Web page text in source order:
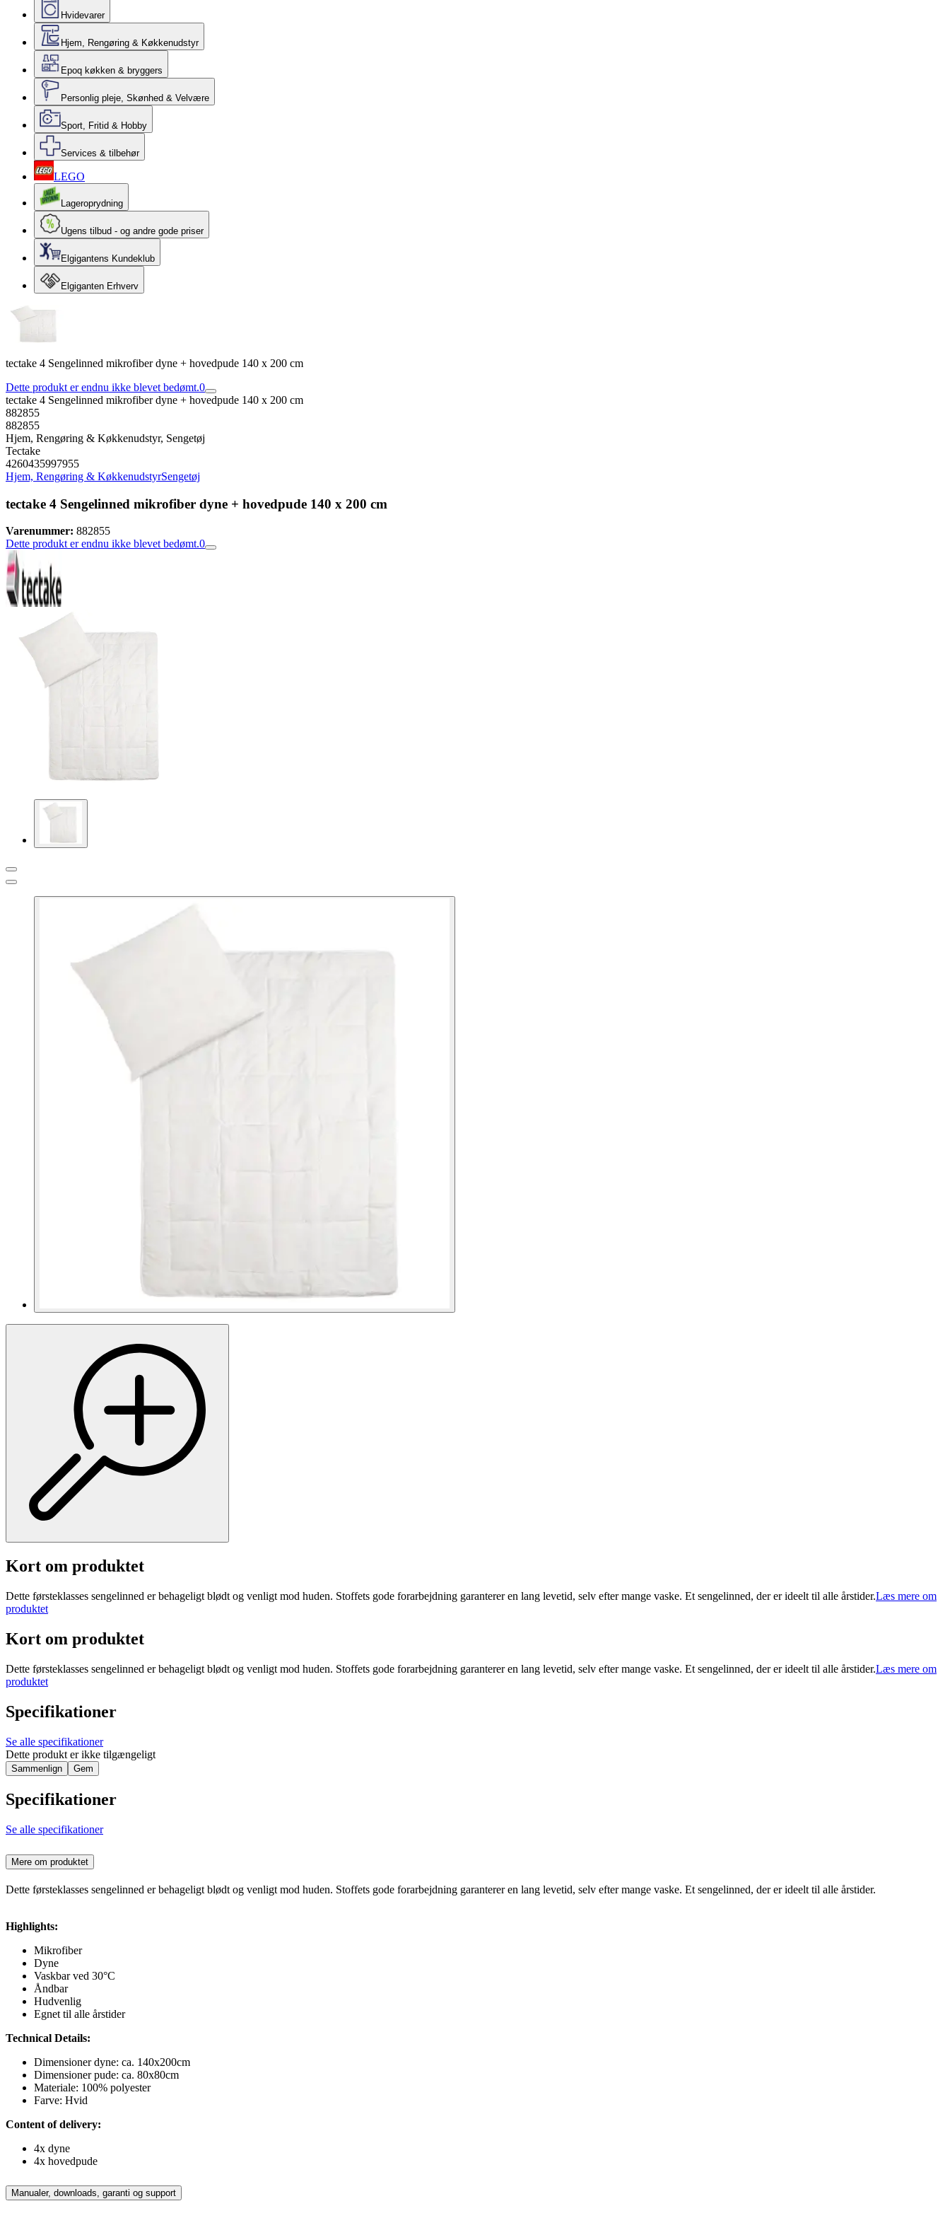
Hvidevarer
Hjem, Rengøring & Køkkenudstyr
Epoq køkken & bryggers
Personlig pleje, Skønhed & Velvære
Sport, Fritid & Hobby
Services & tilbehør
LEGO
Lageroprydning
Ugens tilbud - og andre gode priser
Elgigantens Kundeklub
Elgiganten Erhverv
tectake 4 Sengelinned mikrofiber dyne + hovedpude 140 x 200 cm
Dette produkt er endnu ikke blevet bedømt.0
tectake 4 Sengelinned mikrofiber dyne + hovedpude 140 x 200 cm
882855
882855
Hjem, Rengøring & Køkkenudstyr, Sengetøj
Tectake
4260435997955
Hjem, Rengøring & KøkkenudstyrSengetøj
tectake 4 Sengelinned mikrofiber dyne + hovedpude 140 x 200 cm
Varenummer: 882855
Dette produkt er endnu ikke blevet bedømt.0
Kort om produktet
Dette førsteklasses sengelinned er behageligt blødt og venligt mod huden. Stoffets gode forarbejdning garanterer en lang levetid, selv efter mange vaske. Et sengelinned, der er ideelt til alle årstider.Læs mere om
produktet
Kort om produktet
Dette førsteklasses sengelinned er behageligt blødt og venligt mod huden. Stoffets gode forarbejdning garanterer en lang levetid, selv efter mange vaske. Et sengelinned, der er ideelt til alle årstider.Læs mere om
produktet
Specifikationer
Se alle specifikationer
Dette produkt er ikke tilgængeligt
Sammenlign Gem
Specifikationer
Se alle specifikationer
Mere om produktet
Dette førsteklasses sengelinned er behageligt blødt og venligt mod huden. Stoffets gode forarbejdning garanterer en lang levetid, selv efter mange vaske. Et sengelinned, der er ideelt til alle årstider.
Highlights:
Mikrofiber
Dyne
Vaskbar ved 30°C
Åndbar
Hudvenlig
Egnet til alle årstider
Technical Details:
Dimensioner dyne: ca. 140x200cm
Dimensioner pude: ca. 80x80cm
Materiale: 100% polyester
Farve: Hvid
Content of delivery:
4x dyne
4x hovedpude
Manualer, downloads, garanti og support